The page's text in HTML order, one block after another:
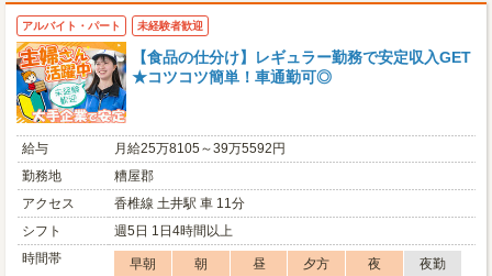
アルバイト・パート 未経験者歓迎
【食品の仕分け】レギュラー勤務で安定収入GET
★コツコツ簡単！車通勤可◎
給与
月給25万8105～39万5592円
勤務地
糟屋郡
アクセス
香椎線 土井駅 車 11分
シフト
週5日 1日4時間以上
時間帯
早朝 朝 昼 夕方 夜
夜勤